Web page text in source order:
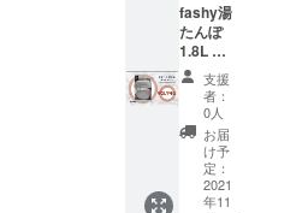
fashy湯
たんぽ
1.8L ス
マート
ボトル
ライト
グレー
× 1個 ※
税込、
送料込
支援
者：
0人
お届
け予
定：
2021
年11